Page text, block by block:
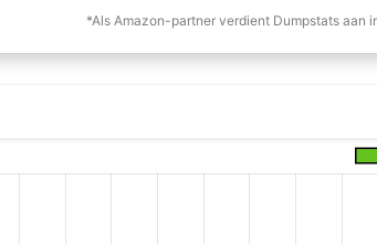
*Als Amazon-partner verdient Dumpstats aan